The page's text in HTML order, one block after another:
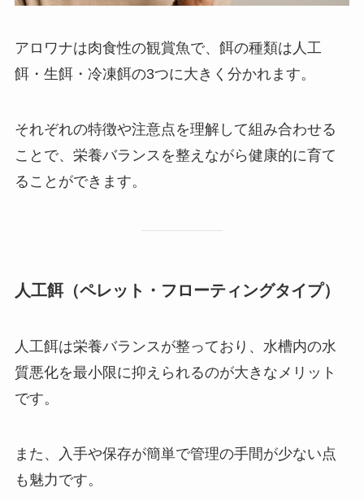
アロワナは肉食性の観賞魚で、餌の種類は人工
餌・生餌・冷凍餌の3つに大きく分かれます。
それぞれの特徴や注意点を理解して組み合わせる
ことで、栄養バランスを整えながら健康的に育て
ることができます。
人工餌（ペレット・フローティングタイプ）
人工餌は栄養バランスが整っており、水槽内の水
質悪化を最小限に抑えられるのが大きなメリット
です。
また、入手や保存が簡単で管理の手間が少ない点
も魅力です。